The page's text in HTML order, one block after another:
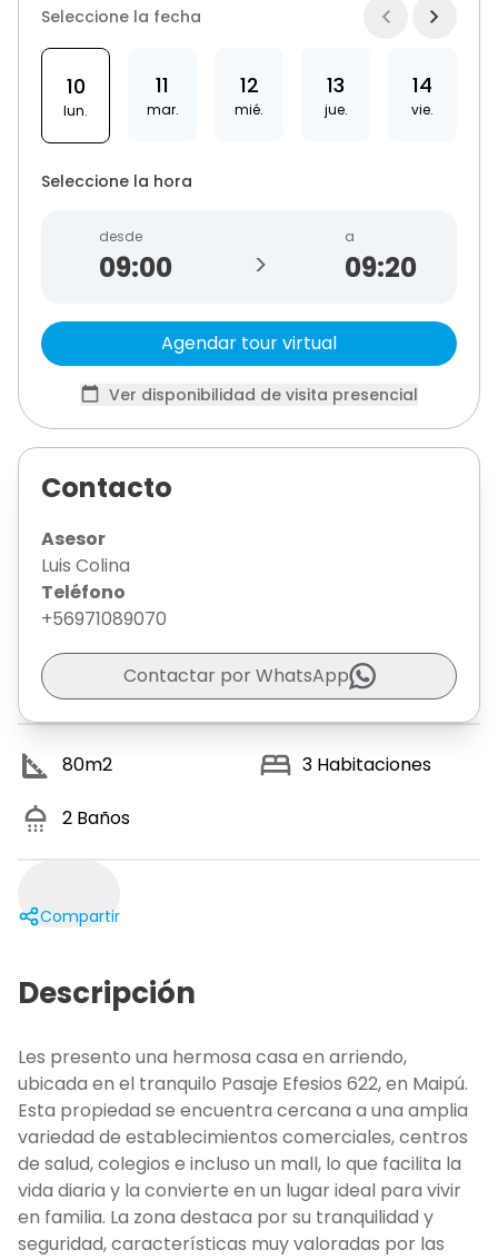
Seleccione la fecha
10
lun.
11
mar.
12
mié.
13
jue.
14
vie.
Seleccione la hora
desde
>
a
09:20
Agendar tour virtual
Ver disponibilidad de visita presencial
Contacto
Asesor
Luis Colina
Teléfono
+56971089070
Contactar por WhatsApp
80m2 3 Habitaciones
2 Baños
Compartir
Descripción
Les presento una hermosa casa en arriendo,
ubicada en el tranquilo Pasaje Efesios 622, en Maipú.
Esta propiedad se encuentra cercana a una amplia
variedad de establecimientos comerciales, centros
de salud, colegios e incluso un mall, lo que facilita la
vida diaria y la convierte en un lugar ideal para vivir
en familia. La zona destaca por su tranquilidad y
seguridad, características muy valoradas por las